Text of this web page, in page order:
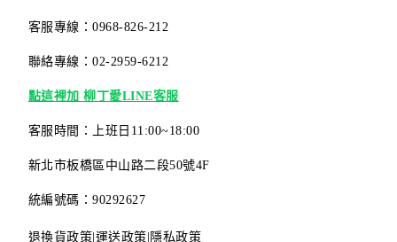
客服專線：0968-826-212
聯絡專線：02-2959-6212
點這裡加 柳丁愛LINE客服
客服時間：上班日11:00~18:00
新北市板橋區中山路二段50號4F
統編號碼：90292627
退換貨政策|運送政策| 隱私政策